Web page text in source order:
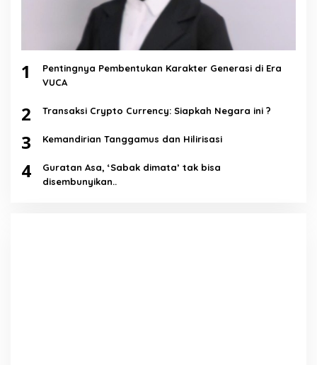
1
Pentingnya Pembentukan Karakter Generasi di Era
VUCA
2 Transaksi Crypto Currency: Siapkah Negara ini ?
3 Kemandirian Tanggamus dan Hilirisasi
4
Guratan Asa, ‘Sabak dimata’ tak bisa
disembunyikan..